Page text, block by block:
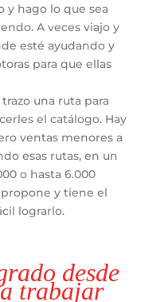
hago lo que sea
A veces viajo y
esté ayudando y
para que ellas
una ruta para
el catálogo. Hay
ventas menores a
esas rutas, en un
o hasta 6.000
y tiene el
lograrlo.
desde
a trabajar